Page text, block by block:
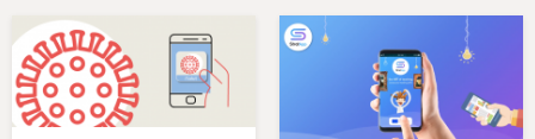
l
e
s
c